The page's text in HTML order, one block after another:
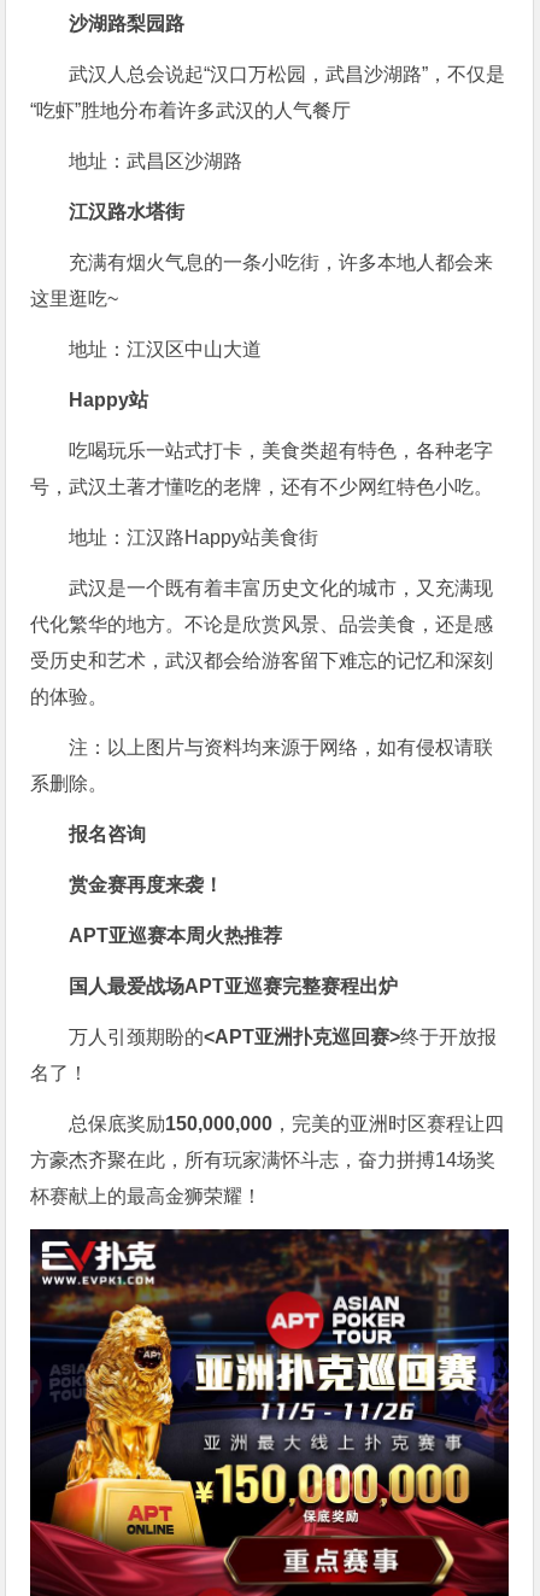
沙湖路梨园路
武汉人总会说起“汉口万松园，武昌沙湖路”，不仅是
“吃虾”胜地分布着许多武汉的人气餐厅
地址：武昌区沙湖路
江汉路水塔街
充满有烟火气息的一条小吃街，许多本地人都会来
这里逛吃~
地址：江汉区中山大道
Happy站
吃喝玩乐一站式打卡，美食类超有特色，各种老字
号，武汉土著才懂吃的老牌，还有不少网红特色小吃。
地址：江汉路Happy站美食街
武汉是一个既有着丰富历史文化的城市，又充满现
代化繁华的地方。不论是欣赏风景、品尝美食，还是感
受历史和艺术，武汉都会给游客留下难忘的记忆和深刻
的体验。
注：以上图片与资料均来源于网络，如有侵权请联
系删除。
报名咨询
赏金赛再度来袭！
APT亚巡赛本周火热推荐
国人最爱战场APT亚巡赛完整赛程出炉
万人引颈期盼的<APT亚洲扑克巡回赛>终于开放报
名了！
总保底奖励150,000,000 ，完美的亚洲时区赛程让四
方豪杰齐聚在此，所有玩家满怀斗志，奋力拼搏14场奖
杯赛献上的最高金狮荣耀！